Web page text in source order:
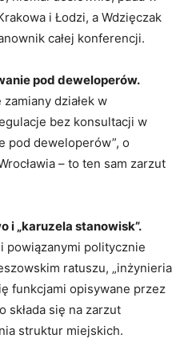
i Łodzi, a Wdzięczak
całej konferencji.
pod deweloperów.
działek w
bez konsultacji w
pod deweloperów”, o
– to ten sam zarzut
i „karuzela stanowisk”.
powiązanymi politycznie
ratuszu, „inżynieria
funkcjami opisywane przez
składa się na zarzut
struktur miejskich.